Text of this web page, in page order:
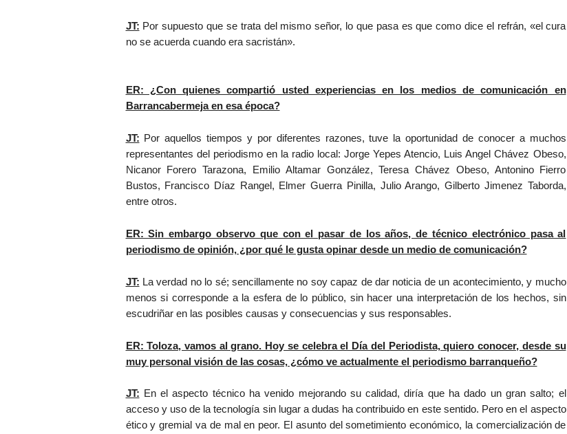
JT: Por supuesto que se trata del mismo señor, lo que pasa es que como dice el refrán, «el cura
no se acuerda cuando era sacristán».
ER: ¿Con quienes compartió usted experiencias en los medios de comunicación en
Barrancabermeja en esa época?
JT: Por aquellos tiempos y por diferentes razones, tuve la oportunidad de conocer a muchos
representantes del periodismo en la radio local: Jorge Yepes Atencio, Luis Angel Chávez Obeso,
Nicanor Forero Tarazona, Emilio Altamar González, Teresa Chávez Obeso, Antonino Fierro
Bustos, Francisco Díaz Rangel, Elmer Guerra Pinilla, Julio Arango, Gilberto Jimenez Taborda,
entre otros.
ER: Sin embargo observo que con el pasar de los años, de técnico electrónico pasa al
periodismo de opinión, ¿por qué le gusta opinar desde un medio de comunicación?
JT: La verdad no lo sé; sencillamente no soy capaz de dar noticia de un acontecimiento, y mucho
menos si corresponde a la esfera de lo público, sin hacer una interpretación de los hechos, sin
escudriñar en las posibles causas y consecuencias y sus responsables.
ER: Toloza, vamos al grano. Hoy se celebra el Día del Periodista, quiero conocer, desde su
muy personal visión de las cosas, ¿cómo ve actualmente el periodismo barranqueño?
JT: En el aspecto técnico ha venido mejorando su calidad, diría que ha dado un gran salto; el
acceso y uso de la tecnología sin lugar a dudas ha contribuido en este sentido. Pero en el aspecto
ético y gremial va de mal en peor. El asunto del sometimiento económico, la comercialización de